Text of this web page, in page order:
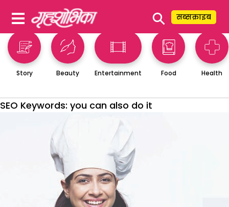
⚲ सब्सक्राइब
Story Beauty Entertainment Food Health
SEO Keywords: you can also do it